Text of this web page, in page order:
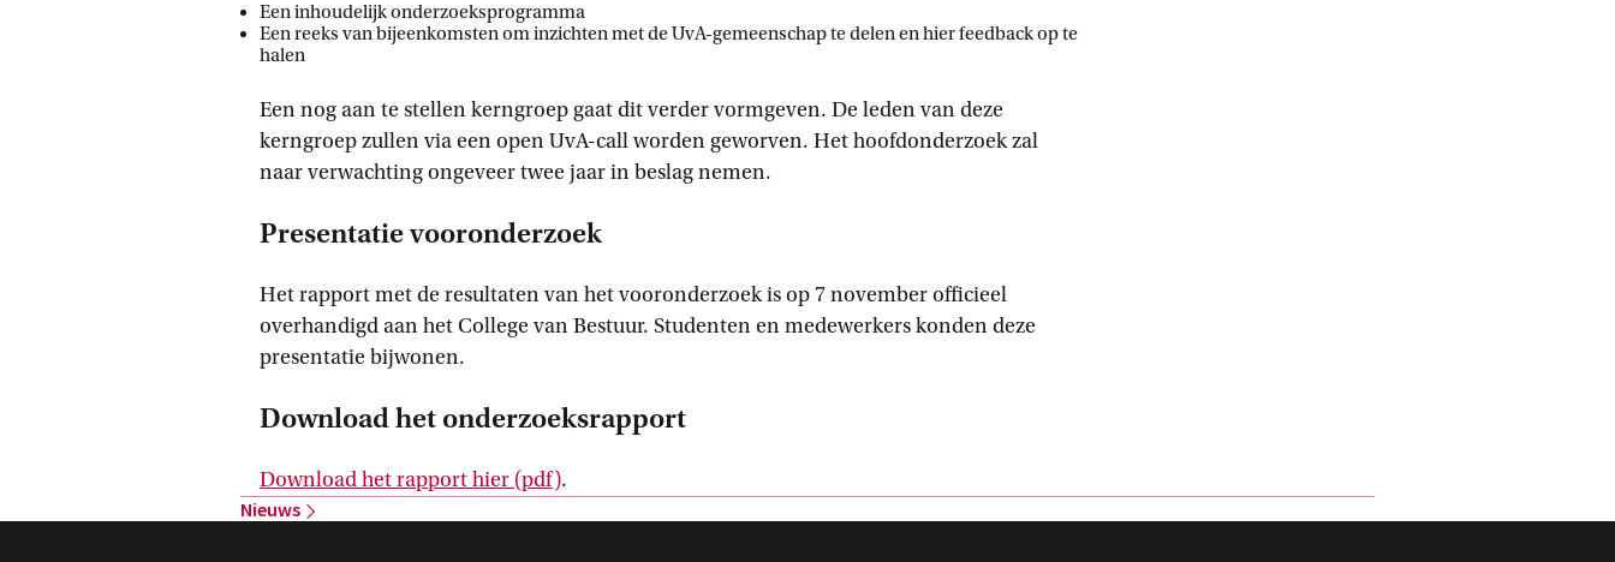
Een inhoudelijk onderzoeksprogramma
Een reeks van bijeenkomsten om inzichten met de UvA-gemeenschap te delen en hier feedback op te
halen
Een nog aan te stellen kerngroep gaat dit verder vormgeven. De leden van deze
kerngroep zullen via een open UvA-call worden geworven. Het hoofdonderzoek zal
naar verwachting ongeveer twee jaar in beslag nemen.
Presentatie vooronderzoek
Het rapport met de resultaten van het vooronderzoek is op 7 november officieel
overhandigd aan het College van Bestuur. Studenten en medewerkers konden deze
presentatie bijwonen.
Download het onderzoeksrapport
Download het rapport hier (pdf).
Nieuws